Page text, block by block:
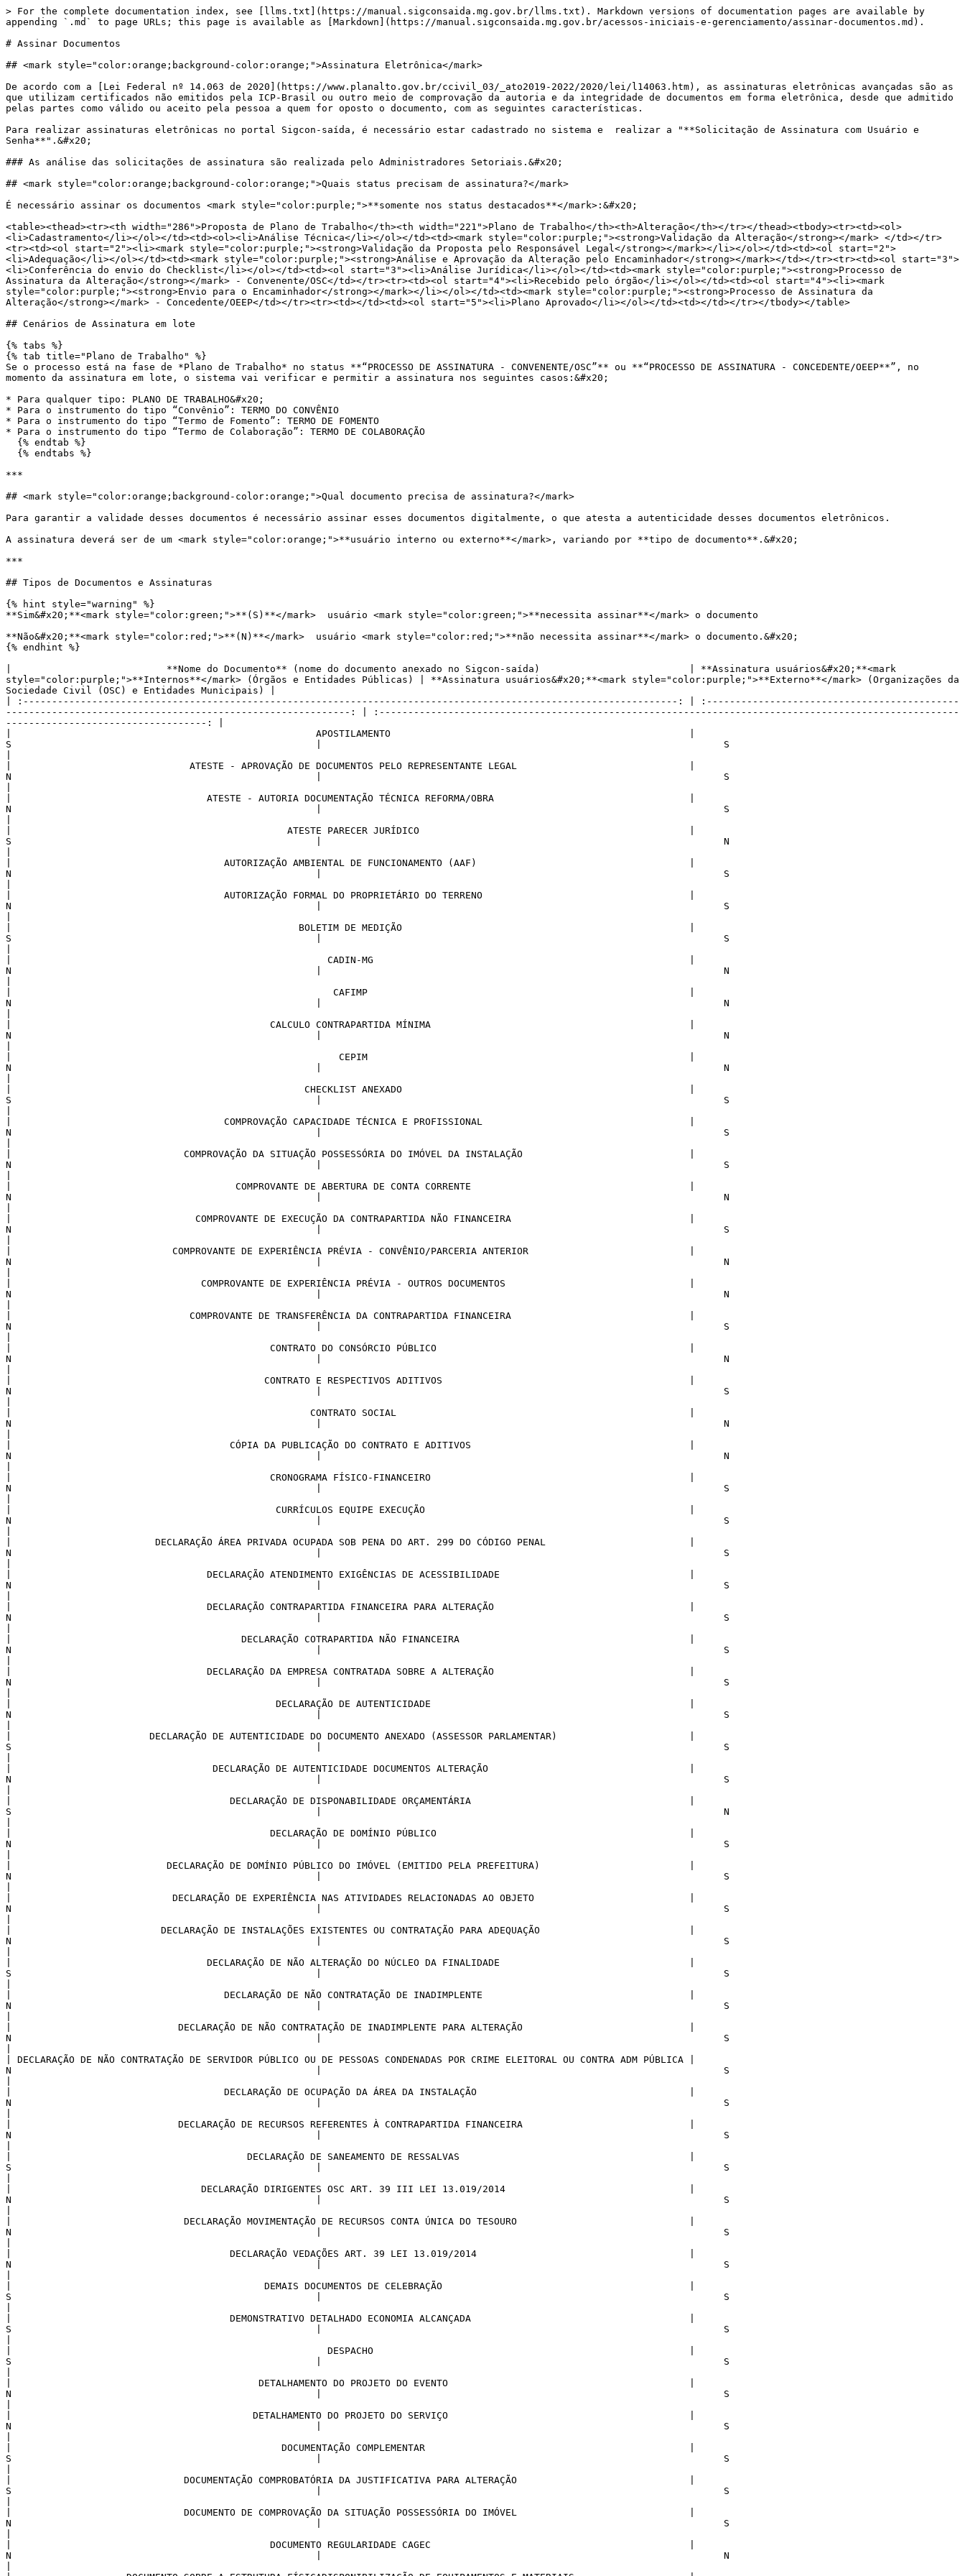
> For the complete documentation index, see [llms.txt](https://manual.sigconsaida.mg.gov.br/llms.txt). Markdown versions of documentation pages are available by appending `.md` to page URLs; this page is available as [Markdown](https://manual.sigconsaida.mg.gov.br/acessos-iniciais-e-gerenciamento/assinar-documentos.md).

# Assinar Documentos

## <mark style="color:orange;background-color:orange;">Assinatura Eletrônica</mark>

De acordo com a [Lei Federal nº 14.063 de 2020](https://www.planalto.gov.br/ccivil_03/_ato2019-2022/2020/lei/l14063.htm), as assinaturas eletrônicas avançadas são as que utilizam certificados não emitidos pela ICP-Brasil ou outro meio de comprovação da autoria e da integridade de documentos em forma eletrônica, desde que admitido pelas partes como válido ou aceito pela pessoa a quem for oposto o documento, com as seguintes características.

Para realizar assinaturas eletrônicas no portal Sigcon-saída, é necessário estar cadastrado no sistema e  realizar a "**Solicitação de Assinatura com Usuário e Senha**".&#x20;

### As análise das solicitações de assinatura são realizada pelo Administradores Setoriais.&#x20;

## <mark style="color:orange;background-color:orange;">Quais status precisam de assinatura?</mark>

É necessário assinar os documentos <mark style="color:purple;">**somente nos status destacados**</mark>:&#x20;

<table><thead><tr><th width="286">Proposta de Plano de Trabalho</th><th width="221">Plano de Trabalho</th><th>Alteração</th></tr></thead><tbody><tr><td><ol><li>Cadastramento</li></ol></td><td><ol><li>Análise Técnica</li></ol></td><td><mark style="color:purple;"><strong>Validação da Alteração</strong></mark> </td></tr><tr><td><ol start="2"><li><mark style="color:purple;"><strong>Validação da Proposta pelo Responsável Legal</strong></mark></li></ol></td><td><ol start="2"><li>Adequação</li></ol></td><td><mark style="color:purple;"><strong>Análise e Aprovação da Alteração pelo Encaminhador</strong></mark></td></tr><tr><td><ol start="3"><li>Conferência do envio do Checklist</li></ol></td><td><ol start="3"><li>Análise Jurídica</li></ol></td><td><mark style="color:purple;"><strong>Processo de Assinatura da Alteração</strong></mark> - Convenente/OSC</td></tr><tr><td><ol start="4"><li>Recebido pelo órgão</li></ol></td><td><ol start="4"><li><mark style="color:purple;"><strong>Envio para o Encaminhador</strong></mark></li></ol></td><td><mark style="color:purple;"><strong>Processo de Assinatura da Alteração</strong></mark> - Concedente/OEEP</td></tr><tr><td></td><td><ol start="5"><li>Plano Aprovado</li></ol></td><td></td></tr></tbody></table>

## Cenários de Assinatura em lote

{% tabs %}
{% tab title="Plano de Trabalho" %}
Se o processo está na fase de *Plano de Trabalho* no status **“PROCESSO DE ASSINATURA - CONVENENTE/OSC”** ou **“PROCESSO DE ASSINATURA - CONCEDENTE/OEEP**”, no momento da assinatura em lote, o sistema vai verificar e permitir a assinatura nos seguintes casos:&#x20;

* Para qualquer tipo: PLANO DE TRABALHO&#x20;
* Para o instrumento do tipo “Convênio”: TERMO DO CONVÊNIO
* Para o instrumento do tipo “Termo de Fomento”: TERMO DE FOMENTO
* Para o instrumento do tipo “Termo de Colaboração”: TERMO DE COLABORAÇÃO
  {% endtab %}
  {% endtabs %}

***

## <mark style="color:orange;background-color:orange;">Qual documento precisa de assinatura?</mark>

Para garantir a validade desses documentos é necessário assinar esses documentos digitalmente, o que atesta a autenticidade desses documentos eletrônicos.

A assinatura deverá ser de um <mark style="color:orange;">**usuário interno ou externo**</mark>, variando por **tipo de documento**.&#x20;

***

## Tipos de Documentos e Assinaturas

{% hint style="warning" %}
**Sim&#x20;**<mark style="color:green;">**(S)**</mark>  usuário <mark style="color:green;">**necessita assinar**</mark> o documento

**Não&#x20;**<mark style="color:red;">**(N)**</mark>  usuário <mark style="color:red;">**não necessita assinar**</mark> o documento.&#x20;
{% endhint %}

|                           **Nome do Documento** (nome do documento anexado no Sigcon-saída)                          | **Assinatura usuários&#x20;**<mark style="color:purple;">**Internos**</mark> (Órgãos e Entidades Públicas) | **Assinatura usuários&#x20;**<mark style="color:purple;">**Externo**</mark> (Organizações da Sociedade Civil (OSC) e Entidades Municipais) |
| :------------------------------------------------------------------------------------------------------------------: | :--------------------------------------------------------------------------------------------------------: | :----------------------------------------------------------------------------------------------------------------------------------------: |
|                                                     APOSTILAMENTO                                                    |                                                      S                                                     |                                                                      S                                                                     |
|                               ATESTE - APROVAÇÃO DE DOCUMENTOS PELO REPRESENTANTE LEGAL                              |                                                      N                                                     |                                                                      S                                                                     |
|                                  ATESTE - AUTORIA DOCUMENTAÇÃO TÉCNICA REFORMA/OBRA                                  |                                                      N                                                     |                                                                      S                                                                     |
|                                                ATESTE PARECER JURÍDICO                                               |                                                      S                                                     |                                                                      N                                                                     |
|                                     AUTORIZAÇÃO AMBIENTAL DE FUNCIONAMENTO (AAF)                                     |                                                      N                                                     |                                                                      S                                                                     |
|                                     AUTORIZAÇÃO FORMAL DO PROPRIETÁRIO DO TERRENO                                    |                                                      N                                                     |                                                                      S                                                                     |
|                                                  BOLETIM DE MEDIÇÃO                                                  |                                                      S                                                     |                                                                      S                                                                     |
|                                                       CADIN-MG                                                       |                                                      N                                                     |                                                                      N                                                                     |
|                                                        CAFIMP                                                        |                                                      N                                                     |                                                                      N                                                                     |
|                                             CALCULO CONTRAPARTIDA MÍNIMA                                             |                                                      N                                                     |                                                                      N                                                                     |
|                                                         CEPIM                                                        |                                                      N                                                     |                                                                      N                                                                     |
|                                                   CHECKLIST ANEXADO                                                  |                                                      S                                                     |                                                                      S                                                                     |
|                                     COMPROVAÇÃO CAPACIDADE TÉCNICA E PROFISSIONAL                                    |                                                      N                                                     |                                                                      S                                                                     |
|                              COMPROVAÇÃO DA SITUAÇÃO POSSESSÓRIA DO IMÓVEL DA INSTALAÇÃO                             |                                                      N                                                     |                                                                      S                                                                     |
|                                       COMPROVANTE DE ABERTURA